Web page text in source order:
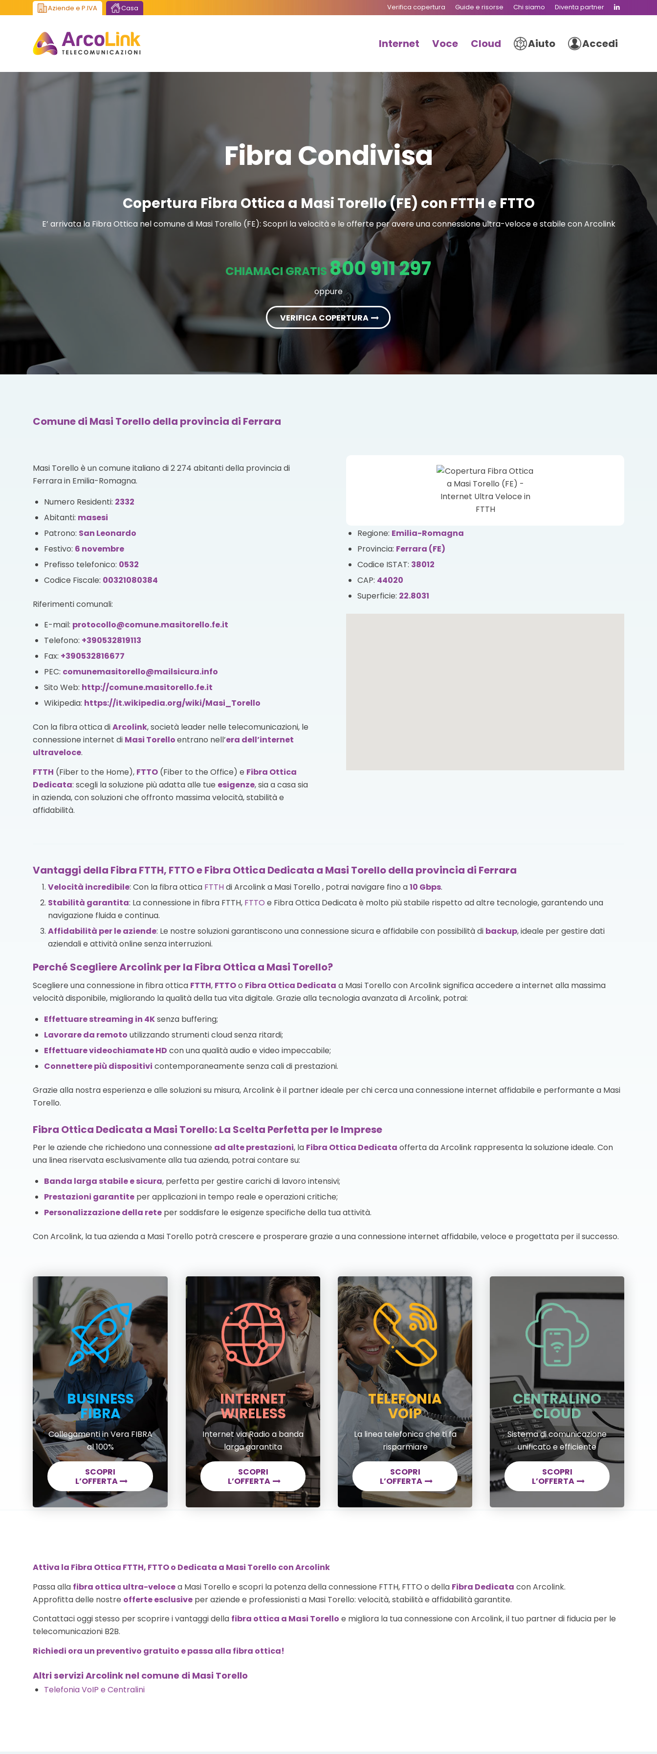
Verifica copertura Guide e risorse Chi siamo Diventa partner
Aziende e P.IVA Casa
Internet Voce Cloud Aiuto Accedi
Fibra Condivisa
Copertura Fibra Ottica a Masi Torello (FE) con FTTH e FTTO
E’ arrivata la Fibra Ottica nel comune di Masi Torello (FE): Scopri la velocità e le offerte per avere una connessione ultra-veloce e stabile con Arcolink
CHIAMACI GRATIS 800 911 297
oppure
VERIFICA COPERTURA
Comune di Masi Torello della provincia di Ferrara
Masi Torello è un comune italiano di 2 274 abitanti della provincia di
Ferrara in Emilia-Romagna.
Numero Residenti: 2332
Abitanti: masesi
Patrono: San Leonardo
Festivo: 6 novembre
Prefisso telefonico: 0532
Codice Fiscale: 00321080384
Riferimenti comunali:
E-mail: protocollo@comune.masitorello.fe.it
Telefono: +390532819113
Fax: +390532816677
PEC: comunemasitorello@mailsicura.info
Sito Web: http://comune.masitorello.fe.it
Wikipedia: https://it.wikipedia.org/wiki/Masi_Torello
Con la fibra ottica diArcolink, società leader nelle telecomunicazioni, le
connessione internet di Masi Torelloentrano nell’era dell’internet
ultraveloce.
FTTH (Fiber to the Home), FTTO (Fiber to the Office) e Fibra Ottica
Dedicata: scegli la soluzione più adatta alle tue esigenze, sia a casa sia
in azienda, con soluzioni che offronto massima velocità, stabilità e
affidabilità.
Regione: Emilia-Romagna
Provincia: Ferrara (FE)
Codice ISTAT: 38012
CAP: 44020
Superficie: 22.8031
Vantaggi della Fibra FTTH, FTTO e Fibra Ottica Dedicata a Masi Torello della provincia di Ferrara
Velocità incredibile: Con la fibra ottica FTTHdi Arcolink a Masi Torello , potrai navigare fino a10 Gbps.
Stabilità garantita: La connessione in fibra FTTH, FTTO e Fibra Ottica Dedicata è molto più stabile rispetto ad altre tecnologie, garantendo una
navigazione fluida e continua.
Affidabilità per le aziende: Le nostre soluzioni garantiscono una connessione sicura e affidabile con possibilità di backup, ideale per gestire dati
aziendali e attività online senza interruzioni.
Perché Scegliere Arcolink per la Fibra Ottica a Masi Torello?
Scegliere una connessione in fibra ottica FTTH, FTTOo Fibra Ottica Dedicata a Masi Torello con Arcolink significa accedere a internet alla massima
velocità disponibile, migliorando la qualità della tua vita digitale. Grazie alla tecnologia avanzata di Arcolink, potrai:
Effettuare streaming in 4Ksenza buffering;
Lavorare da remoto utilizzando strumenti cloud senza ritardi;
Effettuare videochiamate HD con una qualità audio e video impeccabile;
Connettere più dispositivi contemporaneamente senza cali di prestazioni.
Grazie alla nostra esperienza e alle soluzioni su misura, Arcolink è il partner ideale per chi cerca una connessione internet affidabile e performante a Masi
Torello.
Fibra Ottica Dedicata a Masi Torello: La Scelta Perfetta per le Imprese
Per le aziende che richiedono una connessione ad alte prestazioni, la Fibra Ottica Dedicata offerta da Arcolink rappresenta la soluzione ideale. Con
una linea riservata esclusivamente alla tua azienda, potrai contare su:
Banda larga stabile e sicura, perfetta per gestire carichi di lavoro intensivi;
Prestazioni garantite per applicazioni in tempo reale e operazioni critiche;
Personalizzazione della rete per soddisfare le esigenze specifiche della tua attività.
Con Arcolink, la tua azienda a Masi Torello potrà crescere e prosperare grazie a una connessione internet affidabile, veloce e progettata per il successo.
BUSINESS
FIBRA
Collegamenti in Vera FIBRA
al 100%
SCOPRI
L’OFFERTA
INTERNET
WIRELESS
Internet via Radio a banda
larga garantita
SCOPRI
L’OFFERTA
TELEFONIA
VOIP
La linea telefonica che ti fa
risparmiare
SCOPRI
L’OFFERTA
CENTRALINO
CLOUD
Sistema di comunicazione
unificato e efficiente
SCOPRI
L’OFFERTA
Attiva la Fibra Ottica FTTH, FTTO o Dedicata a Masi Torello con Arcolink
Passa alla fibra ottica ultra-velocea Masi Torello e scopri la potenza della connessione FTTH, FTTO o della Fibra Dedicata con Arcolink.
Approfitta delle nostre offerte esclusive per aziende e professionisti a Masi Torello: velocità, stabilità e affidabilità garantite.
Contattaci oggi stesso per scoprire i vantaggi della fibra ottica a Masi Torello e migliora la tua connessione con Arcolink, il tuo partner di fiducia per le
telecomunicazioni B2B.
Richiedi ora un preventivo gratuito e passa alla fibra ottica!
Altri servizi Arcolink nel comune di Masi Torello
Telefonia VoIP e Centralini